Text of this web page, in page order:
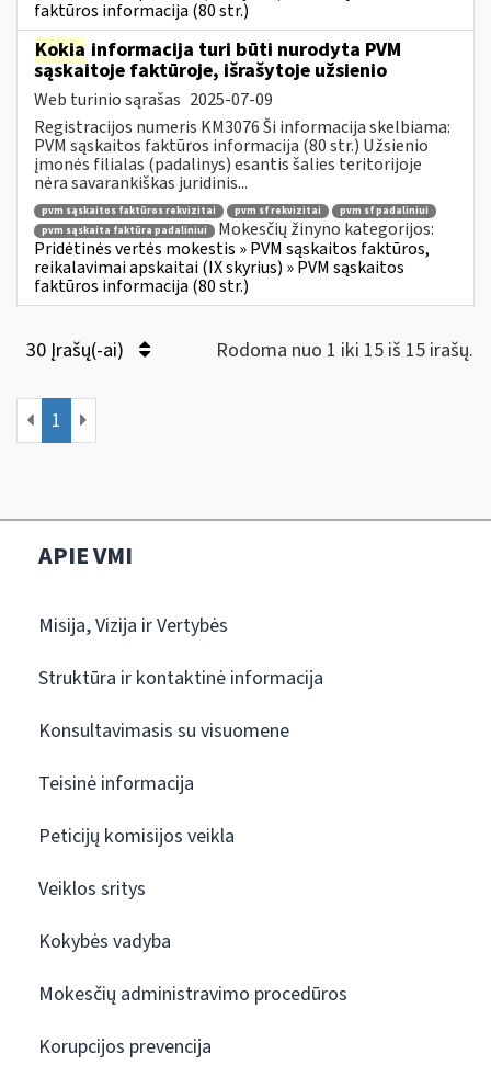
faktūros informacija (80 str.)
Kokia informacija turi būti nurodyta PVM
sąskaitoje faktūroje, išrašytoje užsienio
Web turinio sąrašas 2025-07-09
Registracijos numeris KM3076 Ši informacija skelbiama:
PVM sąskaitos faktūros informacija (80 str.) Užsienio
įmonės filialas (padalinys) esantis šalies teritorijoje
nėra savarankiškas juridinis...
pvm sąskaitos faktūros rekvizitai pvm sf rekvizitai
pvm sf padaliniui
pvm sąskaita faktūra padaliniui
Mokesčių žinyno kategorijos:
Pridėtinės vertės mokestis » PVM sąskaitos faktūros,
reikalavimai apskaitai (IX skyrius) » PVM sąskaitos
faktūros informacija (80 str.)
30 Įrašų(-ai) Rodoma nuo 1 iki 15 iš 15 irašų.
1
APIE VMI
Misija, Vizija ir Vertybės
Struktūra ir kontaktinė informacija
Konsultavimasis su visuomene
Teisinė informacija
Peticijų komisijos veikla
Veiklos sritys
Kokybės vadyba
Mokesčių administravimo procedūros
Korupcijos prevencija